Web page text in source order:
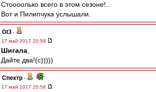
Стоооолько всего в этом сезоне!..
Вот и Пилипчука услышали.
Gt3 -
17 май 2017 20:59
Шигала
Дайте два!(с)))))
Спектр -
17 май 2017 20:58